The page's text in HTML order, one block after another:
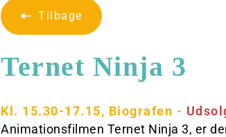
Tilbage
Ternet Ninja 3
Kl. 15.30-17.15, Biografen -
Animationsfilmen Ternet Ninja 3, er